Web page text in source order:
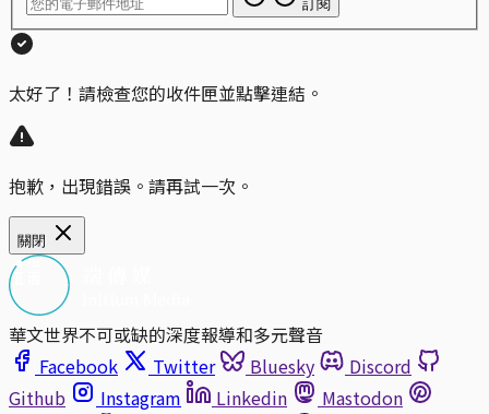
訂閱
太好了！請檢查您的收件匣並點擊連結。
抱歉，出現錯誤。請再試一次。
關閉
華文世界不可或缺的深度報導和多元聲音
Facebook
Twitter Bluesky
Discord
Github
Instagram Linkedin
Mastodon